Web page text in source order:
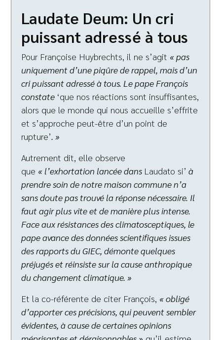
Laudate Deum: Un cri
puissant adressé à tous
Pour Françoise Huybrechts, il ne s’agit « pas
uniquement d’une piqûre de rappel, mais d’un
cri puissant adressé à tous. Le pape François
constate ‘que nos réactions sont insuffisantes,
alors que le monde qui nous accueille s’effrite
et s’approche peut-être d’un point de
rupture’ . »
Autrement dit, elle observe
que « l’exhortation lancée dans Laudato si’ à
prendre soin de notre maison commune n’a
sans doute pas trouvé la réponse nécessaire. Il
faut agir plus vite et de manière plus intense.
Face aux résistances des climatosceptiques, le
pape avance des données scientifiques issues
des rapports du GIEC, démonte quelques
préjugés et réinsiste sur la cause anthropique
du changement climatique. »
Et la co-référente de citer François, « obligé
d’apporter ces précisions, qui peuvent sembler
évidentes, à cause de certaines opinions